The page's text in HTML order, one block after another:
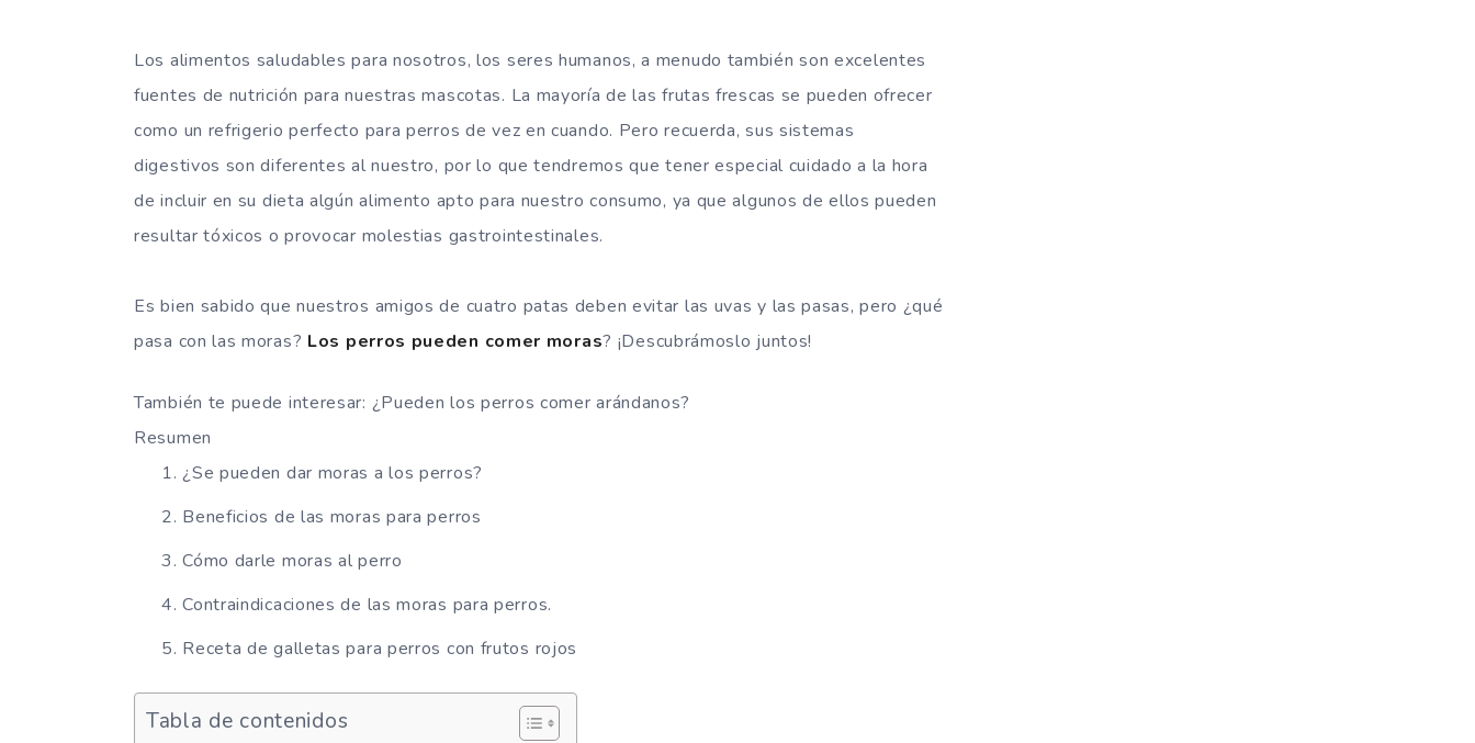
Los alimentos saludables para nosotros, los seres humanos, a menudo también son excelentes
fuentes de nutrición para nuestras mascotas. La mayoría de las frutas frescas se pueden ofrecer
como un refrigerio perfecto para perros de vez en cuando. Pero recuerda, sus sistemas
digestivos son diferentes al nuestro, por lo que tendremos que tener especial cuidado a la hora
de incluir en su dieta algún alimento apto para nuestro consumo, ya que algunos de ellos pueden
resultar tóxicos o provocar molestias gastrointestinales.
Es bien sabido que nuestros amigos de cuatro patas deben evitar las uvas y las pasas, pero ¿qué
pasa con las moras? Los perros pueden comer moras? ¡Descubrámoslo juntos!
También te puede interesar: ¿Pueden los perros comer arándanos?
Resumen
¿Se pueden dar moras a los perros?
Beneficios de las moras para perros
Cómo darle moras al perro
Contraindicaciones de las moras para perros.
Receta de galletas para perros con frutos rojos
Tabla de contenidos